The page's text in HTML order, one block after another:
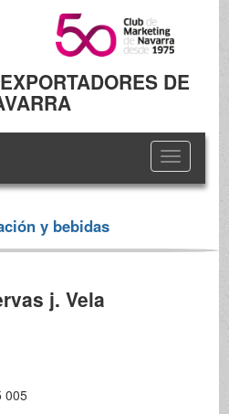
DE
Toggle
navigation
y bebidas
j. Vela
005